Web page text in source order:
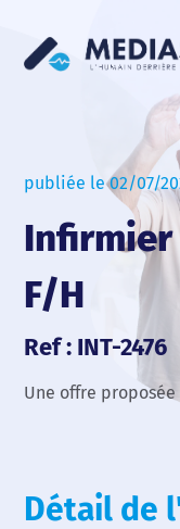
publiée le 02/07/
Infirmier
F/H
Ref : INT-2476
Une offre
Détail de